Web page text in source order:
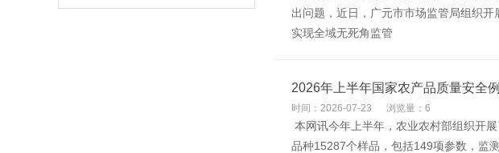
出问题，近日，广元市市场监管局组织
实现全域无死角监管
2026年上半年国家农产品质量安全
时间：2026-07-23 浏览量：6
本网讯今年上半年，农业农村部组织开
品种15287个样品，包括149项参数，监